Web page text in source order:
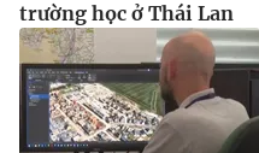
trường học ở Thái Lan